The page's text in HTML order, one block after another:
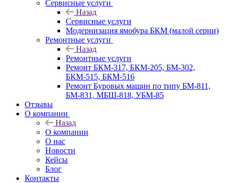
Сервисные услуги
Назад
Сервисные услуги
Модернизация ямобура БКМ (малой серии)
Ремонтные услуги
Назад
Ремонтные услуги
Ремонт БКМ-317, БКМ-205, БМ-302,
БКМ-515, БКМ-516
Ремонт Буровых машин по типу БМ-811,
БМ-831, МБШ-818, УБМ-85
Отзывы
О компании
Назад
О компании
О нас
Новости
Кейсы
Блог
Контакты